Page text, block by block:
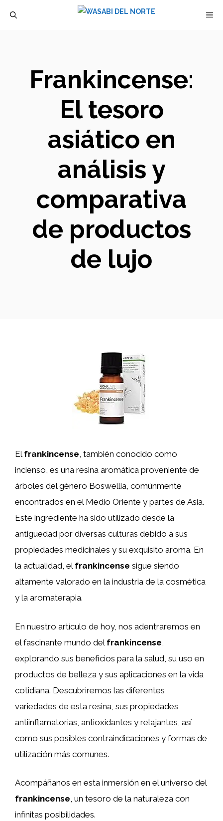
Frankincense:
El tesoro
asiático en
análisis y
comparativa
de productos
de lujo
El frankincense, también conocido como
incienso, es una resina aromática proveniente de
árboles del género Boswellia, comúnmente
encontrados en el Medio Oriente y partes de Asia.
Este ingrediente ha sido utilizado desde la
antigüedad por diversas culturas debido a sus
propiedades medicinales y su exquisito aroma. En
la actualidad, el frankincense sigue siendo
altamente valorado en la industria de la cosmética
y la aromaterapia.
En nuestro artículo de hoy, nos adentraremos en
el fascinante mundo del frankincense
explorando sus beneficios para la salud, su uso en
productos de belleza y sus aplicaciones en la vida
cotidiana. Descubriremos las diferentes
variedades de esta resina, sus propiedades
antiinflamatorias, antioxidantes y relajantes, así
como sus posibles contraindicaciones y formas de
utilización más comunes.
Acompáñanos en esta inmersión en el universo del
frankincense, un tesoro de la naturaleza con
infinitas posibilidades.